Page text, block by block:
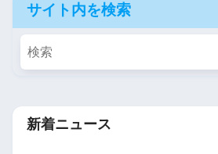
サイト内を検索
新着ニュース